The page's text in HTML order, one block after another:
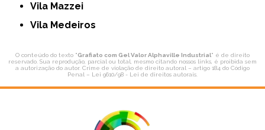
Vila Mazzei
Vila Medeiros
O conteúdo do texto "Grafiato com Gel Valor Alphaville Industrial" é de direito
reservado. Sua reprodução, parcial ou total, mesmo citando nossos links, é proibida sem
a autorização do autor. Crime de violação de direito autoral – artigo 184 do Código
Penal – Lei 9610/98 - Lei de direitos autorais